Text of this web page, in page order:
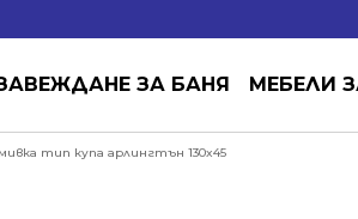
ЗА БАНЯ МЕБЕЛИ
тип купа арлингтън 130x45